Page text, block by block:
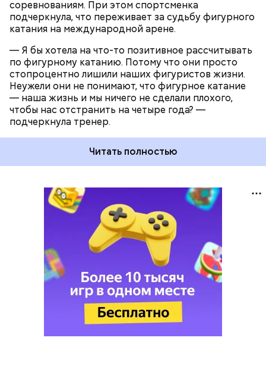
соревнованиям. При этом спортсменка
подчеркнула, что переживает за судьбу фигурного
катания на международной арене.
— Я бы хотела на что-то позитивное рассчитывать
по фигурному катанию. Потому что они просто
стопроцентно лишили наших фигуристов жизни.
Неужели они не понимают, что фигурное катание
— наша жизнь и мы ничего не сделали плохого,
чтобы нас отстранить на четыре года? —
подчеркнула тренер.
Читать полностью